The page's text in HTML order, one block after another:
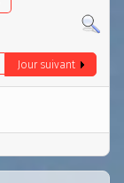
Jour suivant